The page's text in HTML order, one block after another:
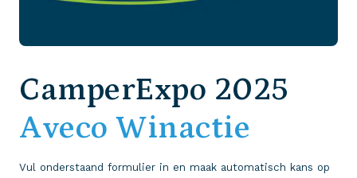
CamperExpo 2025
Aveco Winactie
Vul onderstaand formulier in en maak automatisch kans op